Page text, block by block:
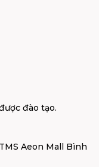
đào tạo.
Aeon Mall Bình